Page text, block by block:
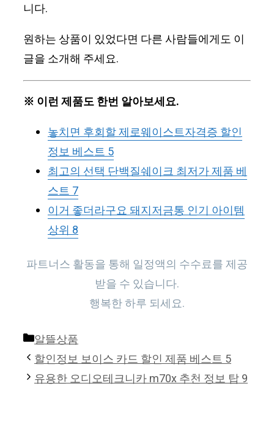
니다.
원하는 상품이 있었다면 다른 사람들에게도 이
글을 소개해 주세요.
※ 이런 제품도 한번 알아보세요.
놓치면 후회할 제로웨이스트자격증 할인
정보 베스트 5
최고의 선택 단백질쉐이크 최저가 제품 베
스트 7
이거 좋더라구요 돼지저금통 인기 아이템
상위 8
파트너스 활동을 통해 일정액의 수수료를 제공
받을 수 있습니다.
행복한 하루 되세요.
Categories
알뜰상품
할인정보 보이스 카드 할인 제품 베스트 5
유용한 오디오테크니카 m70x 추천 정보 탑 9